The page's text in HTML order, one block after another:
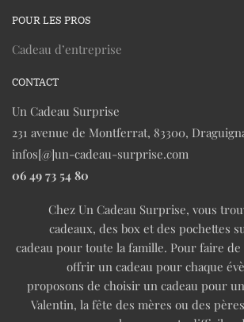
POUR LES PROS
Cadeau d’entreprise
CONTACT
Un Cadeau Surprise
231 avenue de Montferrat, 83300,
infos[@]un-cadeau-surprise.com
06 49 73 54 80
Chez Un Cadeau Surprise, vous
cadeaux, des box et des pochettes
cadeau pour toute la famille. Pour faire
offrir un cadeau pour chaque
proposons de choisir un cadeau pour
Valentin, la fête des mères ou des